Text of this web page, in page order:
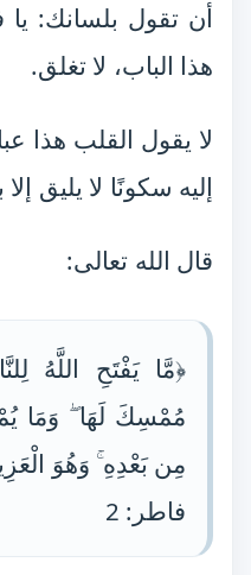
أن تقول بلسانك: يا
هذا الباب، لا تغلق.
لا يقول القلب هذا
إليه سكونًا لا يليق إلا
قال الله تعالى:
﴿مَّا يَفْتَحِ اللَّهُ
مُمْسِكَ لَهَا ۖ وَمَا
مِن بَعْدِهِ ۚ وَهُوَ
فاطر: 2